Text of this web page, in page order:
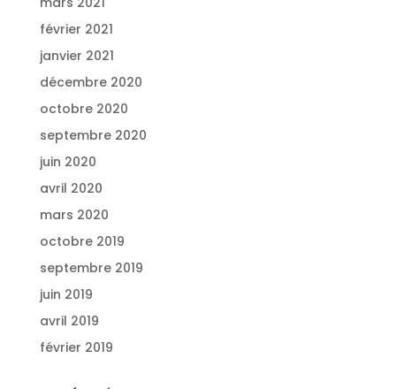
février 2021
janvier 2021
décembre 2020
octobre 2020
septembre 2020
juin 2020
avril 2020
mars 2020
octobre 2019
septembre 2019
juin 2019
avril 2019
février 2019